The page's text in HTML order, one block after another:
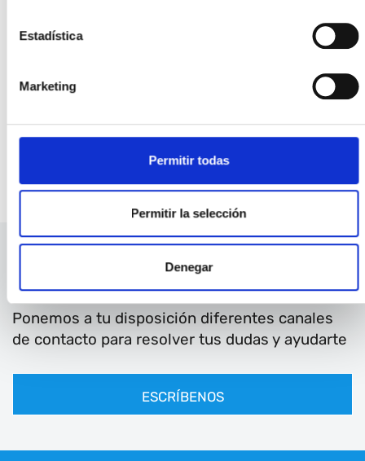
Estadística
Marketing
Permitir todas
Permitir la selección
Denegar
action through multilevel governance
Pacto de las Alcaldías para el Clima y la Energía
Ponemos a tu disposición diferentes canales
de contacto para resolver tus dudas y ayudarte
ESCRÍBENOS